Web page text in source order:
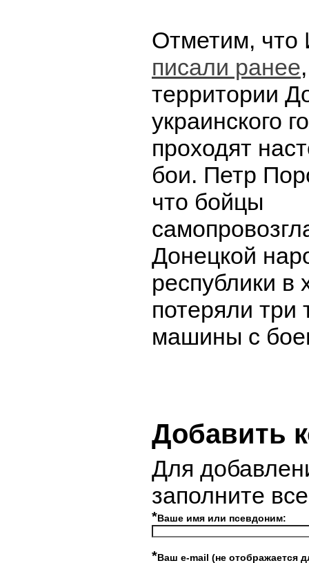
Отметим, что
писали ранее
территории
украинского
проходят
бои. Петр
что бойцы
Донецкой
республики в
потеряли три
машины с
Добавить
Для
заполните
*Ваше имя или псевдоним:
*Ваш e-mail (не отображается